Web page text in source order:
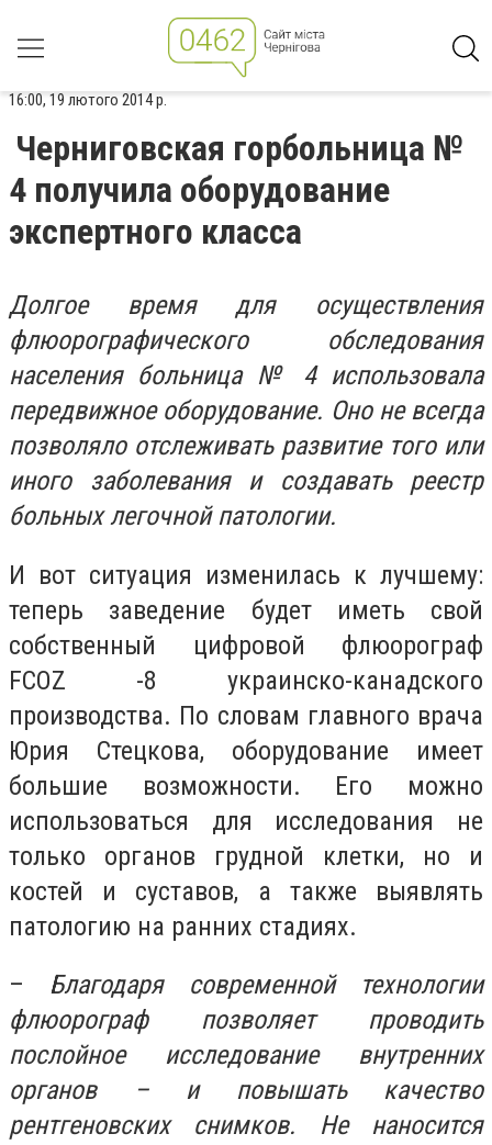
16:00, 19 лютого 2014 р.
Черниговская горбольница №
4 получила оборудование
экспертного класса
Долгое время для осуществления
флюорографического обследования
населения больница № 4 использовала
передвижное оборудование. Оно не всегда
позволяло отслеживать развитие того или
иного заболевания и создавать реестр
больных легочной патологии.
И вот ситуация изменилась к лучшему:
теперь заведение будет иметь свой
собственный цифровой флюорограф
FCOZ -8 украинско-канадского
производства. По словам главного врача
Юрия Стецкова, оборудование имеет
большие возможности. Его можно
использоваться для исследования не
только органов грудной клетки, но и
костей и суставов, а также выявлять
патологию на ранних стадиях.
– Благодаря современной технологии
флюорограф позволяет проводить
послойное исследование внутренних
органов – и повышать качество
рентгеновских снимков. Не наносится